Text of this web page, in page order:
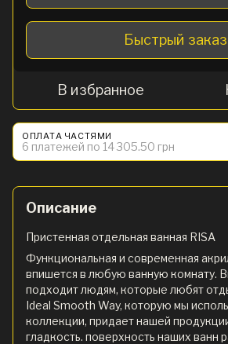
Быстрый заказ
В избранное
ОПЛАТА ЧАСТЯМИ
6 платежей по 14 305.50 грн
Описание
Пристенная отдельная ванная RISA
Функциональная и современная
впишется в любую ванную комнату.
подходит людям, которые любят
Ideal Smooth Way, которую мы
коллекции, придает нашей
гладкость. поверхность наших ванн